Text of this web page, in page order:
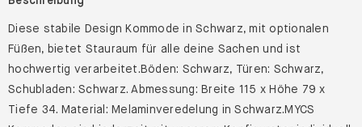
hochwertig verarbeitet.Böden: Schwarz, Türen: Schwarz,
Schubladen: Schwarz. Abmessung: Breite 115 x Höhe 79 x
Tiefe 34. Material: Melaminveredelung in Schwarz.MYCS
Kommoden sind jederzeit mit unserem Konfigurator individuell
flexibel erweiterbar um neue Farben und Module, wie z.b.